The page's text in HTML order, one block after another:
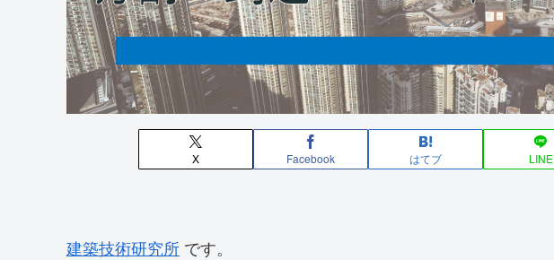
X Facebook はてブ LINE
建築技術研究所 です。